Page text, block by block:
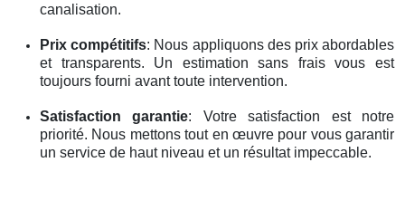
canalisation.
Prix compétitifs: Nous appliquons des prix abordables
et transparents. Un estimation sans frais vous est
toujours fourni avant toute intervention.
Satisfaction garantie: Votre satisfaction est notre
priorité. Nous mettons tout en œuvre pour vous garantir
un service de haut niveau et un résultat impeccable.